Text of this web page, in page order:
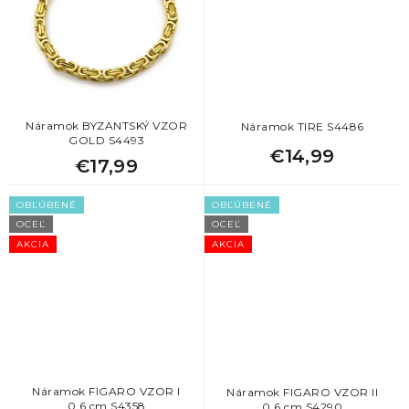
Darček pre manželku 15
Darčeky k výročiu pre ženy
Darček pre mladú ženu
Originálny darček pre mamičku 15
Náramok BYZANTSKÝ VZOR
GOLD S4493
€17,99
Náramok TIRE S4486
€14,99
AKCIA
OBĽÚBENÉ
OCEĽ
Náramok FIGARO VZOR I
0,6 cm S4358
AKCIA
OBĽÚBENÉ
OCEĽ
Náramok FIGARO VZOR II